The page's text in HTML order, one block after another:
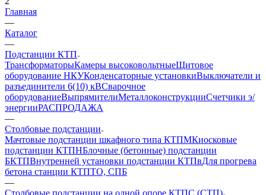
Главная
—
Каталог
—
Подстанции КТП
ТрансформаторыКамеры высоковольтныеЩитовое
оборудование НКУКонденсаторные установкиВыключатели и
разъединители 6(10) кВСварочное
оборудованиеВыпрямителиМеталлоконструкцииСчетчики э/
энергииРАСПРОДАЖА
—
Столбовые подстанции
Мачтовые подстанции шкафного типа КТПМКиосковые
подстанции КТПНБлочные (бетонные) подстанции
БКТПВнутренней установки подстанции КТПвДля прогрева
бетона станции КТПТО, СПБ
—
Столбовые подстанции на одной опоре КТПС (СТП)